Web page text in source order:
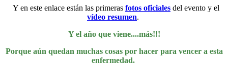
Y en este enlace están las primeras fotos oficiales del evento y el
vídeo resumen.
Y el año que viene....más!!!
Porque aún quedan muchas cosas por hacer para vencer a esta
enfermedad.